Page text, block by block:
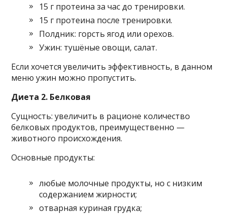
15 г протеина за час до тренировки.
15 г протеина после тренировки.
Полдник: горсть ягод или орехов.
Ужин: тушёные овощи, салат.
Если хочется увеличить эффективность, в данном
меню ужин можно пропустить.
Диета 2. Белковая
Сущность: увеличить в рационе количество
белковых продуктов, преимущественно —
животного происхождения.
Основные продукты:
любые молочные продукты, но с низким
содержанием жирности;
отварная куриная грудка;